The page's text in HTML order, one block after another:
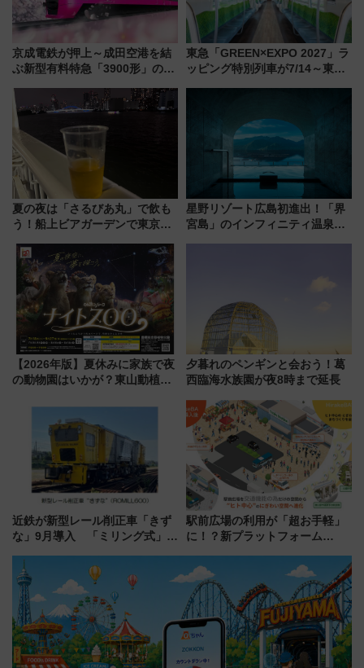
京成電鉄が押上～成田空港を結
ぶ新型有料特急「3900形」のコ
募集も実施
東急「GREEN×EXPO 2027」ラ
ッピング特別列車が7/14～東
夏の夜は「さるびあ丸」で飲も
う！船上ビアガーデンで東京湾
杯……工場直送生ビールや島グ
ルメが美味い
星野リゾート広島初進出！「界
宮島」のインフィニティ温泉と
【2026年版】夏休みに家族で夜
の動物園はいかが？東山動植物
ZOO」開催情報
夕暮れのペンギンと会おう！葛
西臨海水族園が夜8時まで延長
近鉄が新型レール削正車「きず
な」9月導入 「ミリング式」採
化！安全性や乗り心地の向上に
貢献するだけでなく、全線区で
活躍するための仕組みも
駅前広場の利用が「超お手軽」
に！？新プラットフォーム
マホで簡単申請 物販や演奏会な
どに【JR東日本】